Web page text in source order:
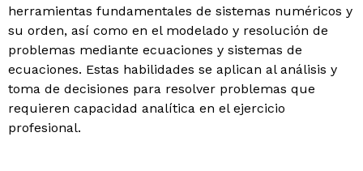
herramientas fundamentales de sistemas numéricos y
su orden, así como en el modelado y resolución de
problemas mediante ecuaciones y sistemas de
ecuaciones. Estas habilidades se aplican al análisis y
toma de decisiones para resolver problemas que
requieren capacidad analítica en el ejercicio
profesional.